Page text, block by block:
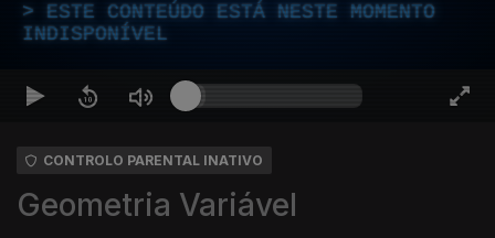
ESTE CONTEÚDO ESTÁ NESTE MOMENTO
INDISPONÍVEL
CONTROLO PARENTAL INATIVO
Geometria Variável